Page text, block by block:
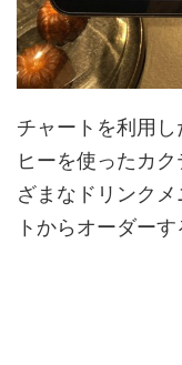
チャートを利用
ヒーを使ったカ
ざまなドリンク
トからオーダーす